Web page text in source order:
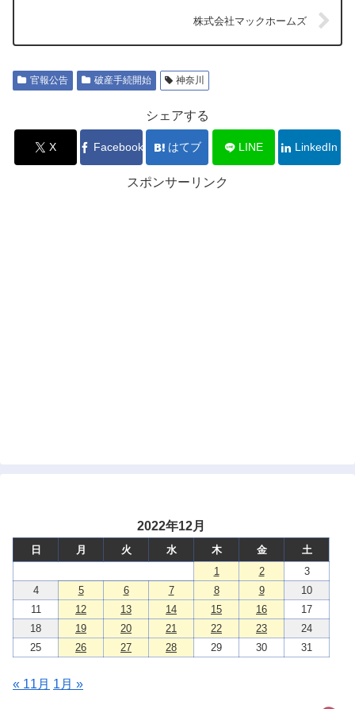
株式会社マックホームズ
官報公告 破産手続開始 神奈川
シェアする
X Facebook はてブ LINE LinkedIn
スポンサーリンク
2022年12月
日 月 火 水 木 金
土
1
2
3
4
5 6 7 8 9
10
11
12 13 14 15 16
17
18
19 20 21 22 23
24
25
26 27 28 29 30 31
« 11月 1月 »